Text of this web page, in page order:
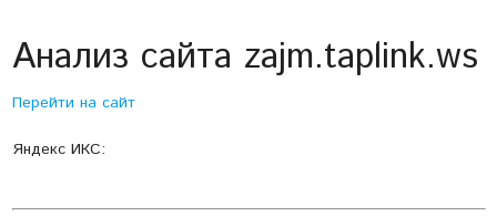
Анализ сайта zajm.taplink.ws
Перейти на сайт
Яндекс ИКС: